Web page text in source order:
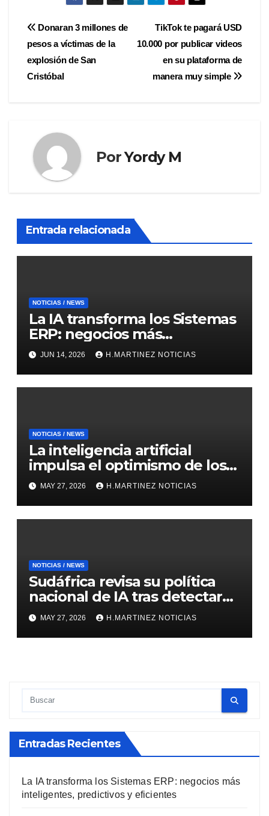
Navegación
de
entradas
TikTok te pagará USD
10.000 por publicar videos
en su plataforma de
manera muy simple
Donaran 3 millones de
pesos a víctimas de la
explosión de San
Cristóbal
PorYordy M
Entrada relacionada
NOTICIAS / NEWS
La IA transforma los Sistemas
ERP: negocios más
inteligentes, predictivos y
eficientes
JUN 14, 2026 H.MARTINEZ NOTICIAS
NOTICIAS / NEWS
La inteligencia artificial
impulsa el optimismo de los
mercados internacionales
MAY 27, 2026 H.MARTINEZ NOTICIAS
NOTICIAS / NEWS
Sudáfrica revisa su política
nacional de IA tras detectar
errores generados por
inteligencia artificial
MAY 27, 2026 H.MARTINEZ NOTICIAS
Entradas Recientes
La IA transforma los Sistemas ERP: negocios más
inteligentes, predictivos y eficientes